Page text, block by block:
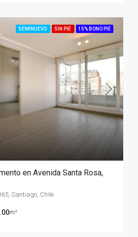
SEMINUEVO SIN PIE 15% BONO PIE
en Avenida Santa Rosa,
Santiago, Chile
m²